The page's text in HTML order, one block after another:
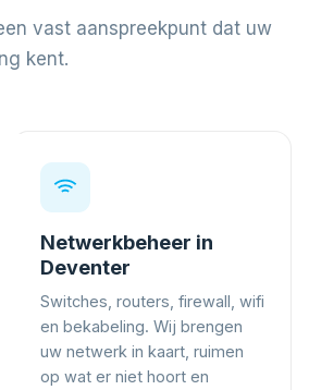
vast aanspreekpunt dat uw
kent.
Netwerkbeheer in
Deventer
Switches, routers, firewall, wifi
en bekabeling. Wij brengen
uw netwerk in kaart, ruimen
op wat er niet hoort en